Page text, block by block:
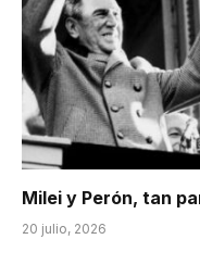
Milei y Perón, tan
20 julio, 2026